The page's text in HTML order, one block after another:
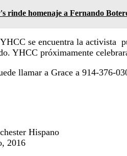
rinde homenaje a Fernando
se encuentra la activista
YHCC próximamente
llamar a Grace a 914-376-
Hispano
2016